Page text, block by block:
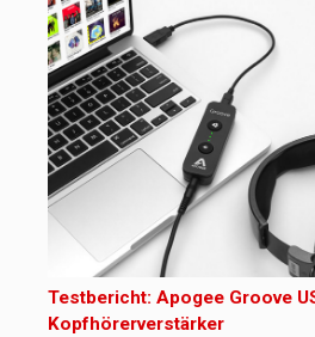
Testbericht: Apogee Groove
Kopfhörerverstärker